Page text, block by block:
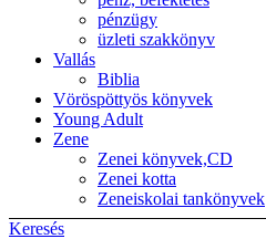
Keresés
pénzügy
üzleti szakkönyv
Vallás
Biblia
Vöröspöttyös könyvek
Young Adult
Zene
Zenei könyvek,CD
Zenei kotta
Zeneiskolai tankönyvek